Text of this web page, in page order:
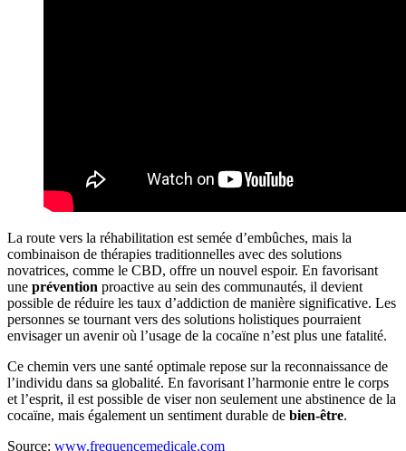
La route vers la réhabilitation est semée d’embûches, mais la
combinaison de thérapies traditionnelles avec des solutions
novatrices, comme le CBD, offre un nouvel espoir. En favorisant
une prévention proactive au sein des communautés, il devient
possible de réduire les taux d’addiction de manière significative. Les
personnes se tournant vers des solutions holistiques pourraient
envisager un avenir où l’usage de la cocaïne n’est plus une fatalité.
Ce chemin vers une santé optimale repose sur la reconnaissance de
l’individu dans sa globalité. En favorisant l’harmonie entre le corps
et l’esprit, il est possible de viser non seulement une abstinence de la
cocaïne, mais également un sentiment durable de bien-être.
Source: www.frequencemedicale.com